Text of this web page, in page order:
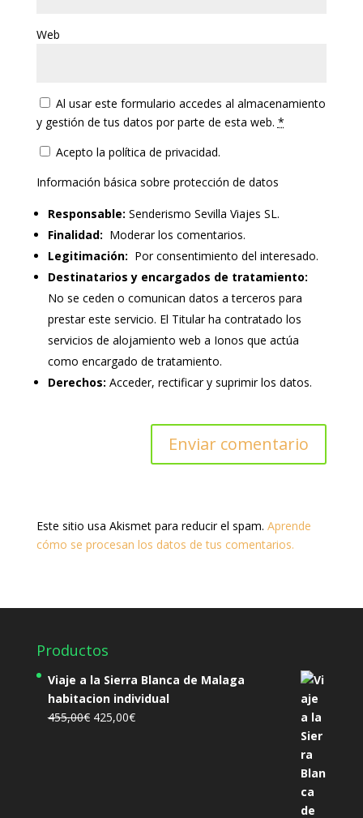
Web
Al usar este formulario accedes al almacenamiento
y gestión de tus datos por parte de esta web. *
Acepto la política de privacidad.
Información básica sobre protección de datos
Responsable: Senderismo Sevilla Viajes SL.
Finalidad: Moderar los comentarios.
Legitimación: Por consentimiento del interesado.
Destinatarios y encargados de tratamiento:
No se ceden o comunican datos a terceros para
prestar este servicio. El Titular ha contratado los
servicios de alojamiento web a Ionos que actúa
como encargado de tratamiento.
Derechos: Acceder, rectificar y suprimir los datos.
Este sitio usa Akismet para reducir el spam. Aprende
cómo se procesan los datos de tus comentarios.
Productos
Viaje a la Sierra Blanca de Malaga
habitacion individual
455,00€ El
425,00€El